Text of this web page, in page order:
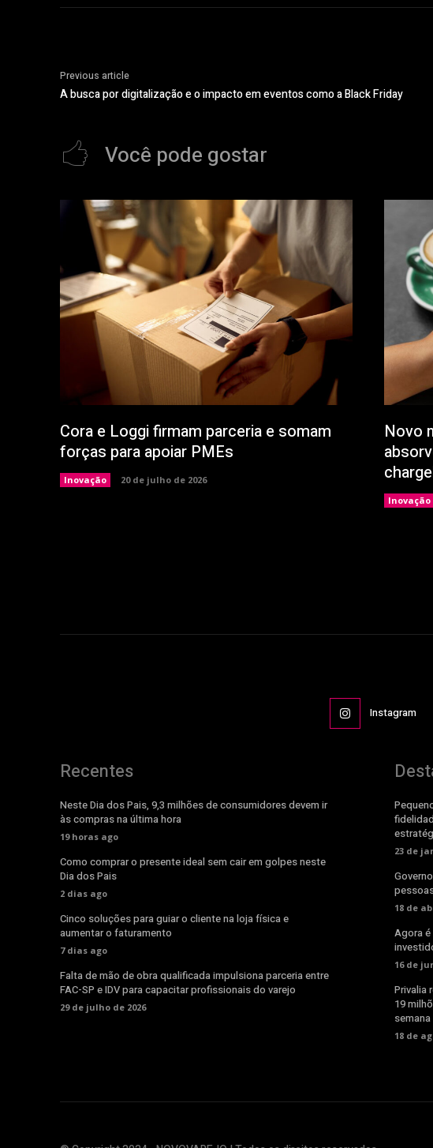
Previous article
A busca por digitalização e o impacto em eventos como a Black Friday
Você pode gostar
Cora e Loggi firmam parceria e somam
forças para apoiar PMEs
Inovação 20 de julho de 2026
Novo
Inovação
Instagram
Recentes
Neste Dia dos Pais, 9,3 milhões de consumidores devem ir
às compras na última hora
19 horas ago
Como comprar o presente ideal sem cair em golpes neste
Dia dos Pais
2 dias ago
Cinco soluções para guiar o cliente na loja física e
aumentar o faturamento
7 dias ago
Falta de mão de obra qualificada impulsiona parceria entre
FAC-SP e IDV para capacitar profissionais do varejo
29 de julho de 2026
23 de
18 de
Agora é
16 de
Privalia
19
semana
18 de